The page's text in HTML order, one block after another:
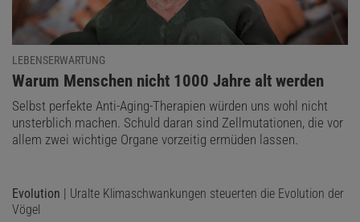
LEBENSERWARTUNG
:
Warum Menschen nicht 1000 Jahre alt werden
Selbst perfekte Anti-Aging-Therapien würden uns wohl nicht
unsterblich machen. Schuld daran sind Zellmutationen, die vor
allem zwei wichtige Organe vorzeitig ermüden lassen.
Evolution | Uralte Klimaschwankungen steuerten die Evolution der
Vögel